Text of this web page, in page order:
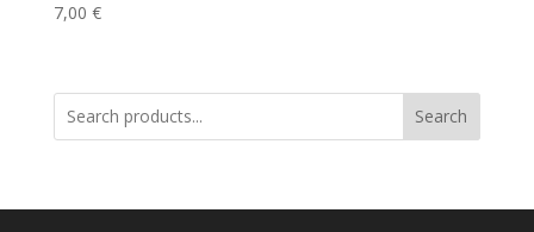
7,00 €
Search